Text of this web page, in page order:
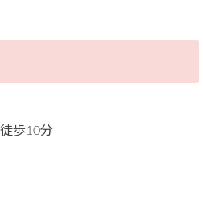
歩10分